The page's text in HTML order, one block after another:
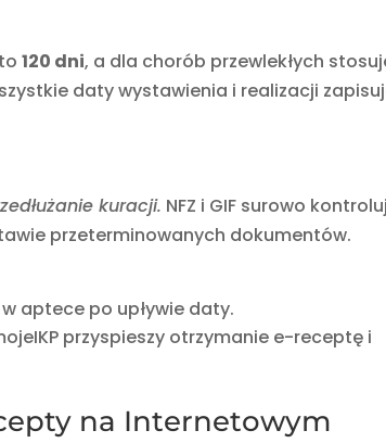
120 dni, a dla chorób przewlekłych
daty wystawienia i realizacji
kuracji. NFZ i GIF surowo
przeterminowanych dokumentów.
aptece po upływie daty.
przyspieszy otrzymanie e-receptę i
na Internetowym